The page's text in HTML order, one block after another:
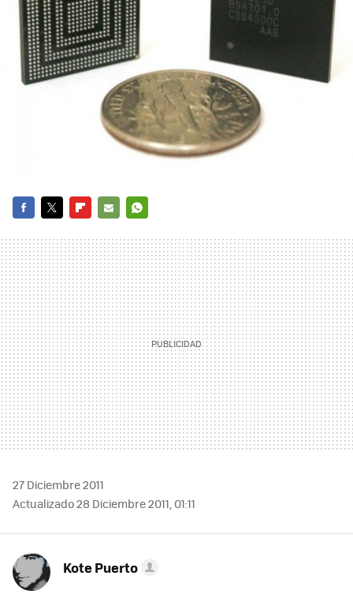
MAIL
27 Diciembre 2011
Actualizado 28 Diciembre 2011, 01:11
Kote Puerto